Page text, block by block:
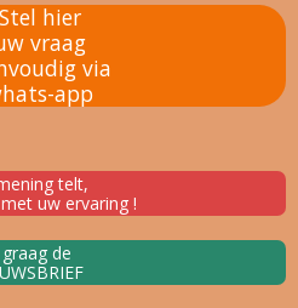
Stel hier
vraag
via
app
telt,
uw ervaring !
graag de